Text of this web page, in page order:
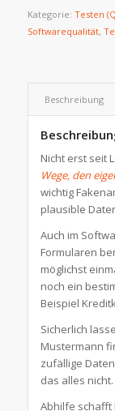
Kategorie: Testen
Softwarequalität,
Beschreibung
Nicht erst seit
Wege, den
wichtig
plausible
Auch im
Formularen
möglichst
noch ein
Beispiel
Sicherlich
Mustermann
zufällige
das alles nicht.
Abhilfe schafft